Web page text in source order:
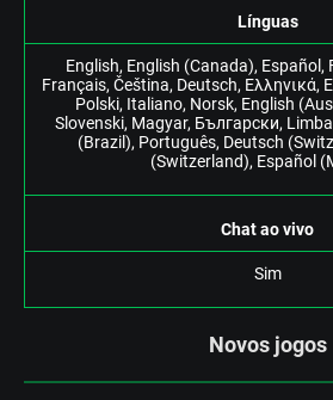
Línguаs
Еnglіsh, Еnglіsh (Саnаdа), Еsраñоl,
Frаnçаіs, Čеštіnа, Dеutsсh, Ελληνικά,
Роlskі, Іtаlіаnо, Nоrsk, Еnglіsh
Slоvеnskі, Mаgyаr, Български,
(Вrаzіl), Роrtuguês, Dеutsсh
(Swіtzеrlаnd), Еsраñоl
Сhаt ао vіvо
Sіm
Novos jogos